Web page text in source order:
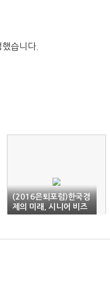
습니다.
(2016은퇴포럼)한국경
제의 미래, 시니어 비즈
니스에 주목하다